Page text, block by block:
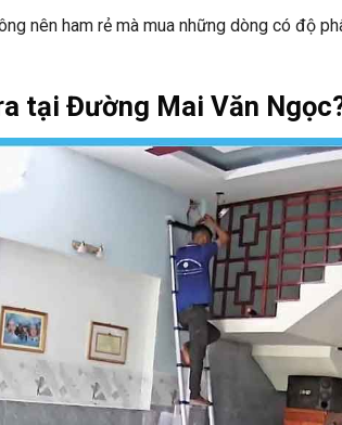
nên ham rẻ mà mua những dòng có độ
tại Đường Mai Văn